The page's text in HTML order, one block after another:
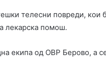
телесни повреди, кои
лекарска помош.
екипа од ОВР Берово, а